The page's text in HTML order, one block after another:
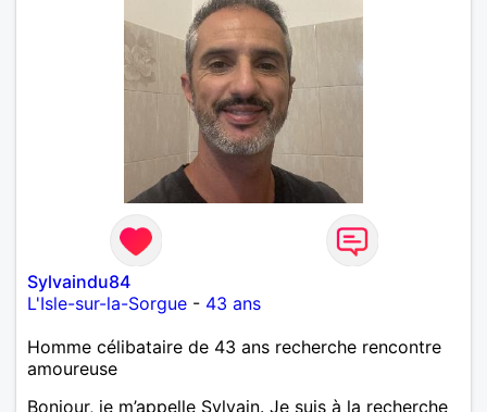
Sylvaindu84
L'Isle-sur-la-Sorgue - 43 ans
Homme célibataire de 43 ans recherche rencontre
amoureuse
Bonjour, je m’appelle Sylvain. Je suis à la recherche